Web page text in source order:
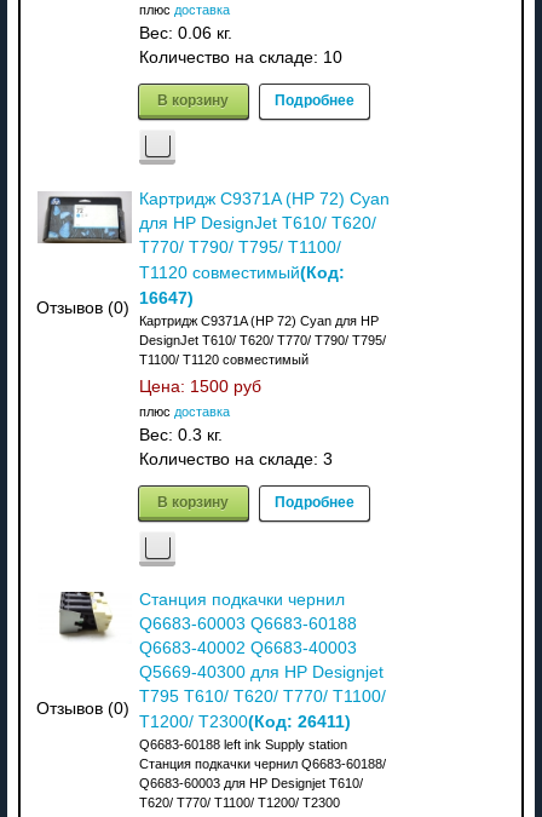
плюс доставка
Вес: 0.06 кг.
Количество на складе: 10
В корзину Подробнее
Отзывов (0)
Картридж C9371A (HP 72) Cyan
для HP DesignJet T610/ T620/
T770/ T790/ T795/ T1100/
T1120 совместимый(Код:
16647)
Картридж C9371A (HP 72) Cyan для HP
DesignJet T610/ T620/ T770/ T790/ T795/
T1100/ T1120 совместимый
Цена: 1500 руб
плюс доставка
Вес: 0.3 кг.
Количество на складе: 3
В корзину Подробнее
Отзывов (0)
Станция подкачки чернил
Q6683-60003 Q6683-60188
Q6683-40002 Q6683-40003
Q5669-40300 для HP Designjet
T795 T610/ T620/ T770/ T1100/
T1200/ T2300(Код: 26411)
Q6683-60188 left ink Supply station
Станция подкачки чернил Q6683-60188/
Q6683-60003 для HP Designjet T610/
T620/ T770/ T1100/ T1200/ T2300